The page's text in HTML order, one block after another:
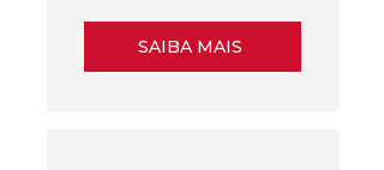
SAIBA MAIS